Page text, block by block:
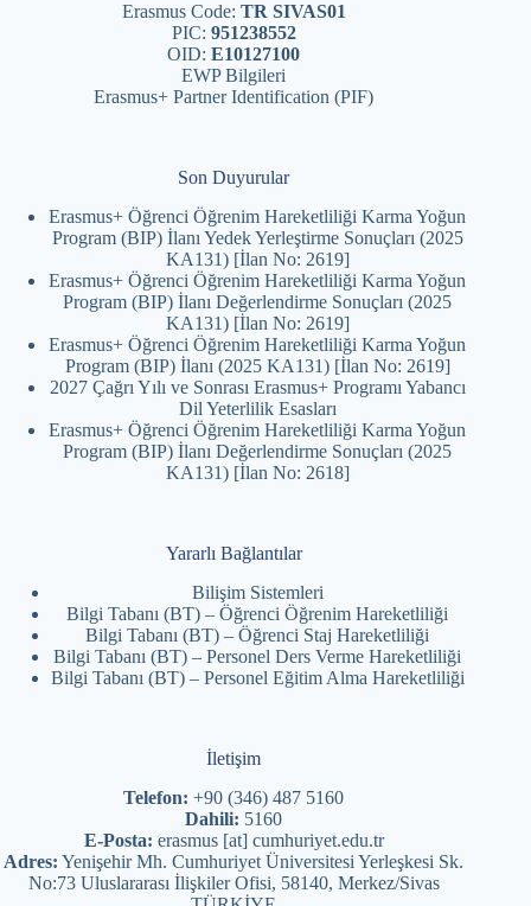
Erasmus Code: TR SIVAS01
PIC: 951238552
OID:E10127100
EWP Bilgileri
Erasmus+ Partner Identification (PIF)
Son Duyurular
Erasmus+ Öğrenci Öğrenim Hareketliliği Karma Yoğun
Program (BIP) İlanı Yedek Yerleştirme Sonuçları (2025
KA131) [İlan No: 2619]
Erasmus+ Öğrenci Öğrenim Hareketliliği Karma Yoğun
Program (BIP) İlanı Değerlendirme Sonuçları (2025
KA131) [İlan No: 2619]
Erasmus+ Öğrenci Öğrenim Hareketliliği Karma Yoğun
Program (BIP) İlanı (2025 KA131) [İlan No: 2619]
2027 Çağrı Yılı ve Sonrası Erasmus+ Programı Yabancı
Dil Yeterlilik Esasları
Erasmus+ Öğrenci Öğrenim Hareketliliği Karma Yoğun
Program (BIP) İlanı Değerlendirme Sonuçları (2025
KA131) [İlan No: 2618]
Yararlı Bağlantılar
Bilişim Sistemleri
Bilgi Tabanı (BT) – Öğrenci Öğrenim Hareketliliği
Bilgi Tabanı (BT) – Öğrenci Staj Hareketliliği
Bilgi Tabanı (BT) – Personel Ders Verme Hareketliliği
Bilgi Tabanı (BT) – Personel Eğitim Alma Hareketliliği
İletişim
Telefon: +90 (346) 487 5160
Dahili: 5160
E-Posta: erasmus [at] cumhuriyet.edu.tr
Adres: Yenişehir Mh. Cumhuriyet Üniversitesi Yerleşkesi Sk.
No:73 Uluslararası İlişkiler Ofisi, 58140, Merkez/Sivas